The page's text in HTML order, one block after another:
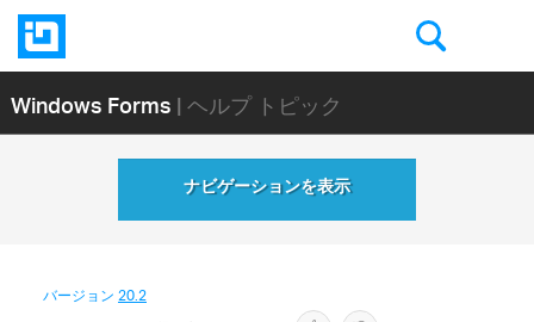
Windows Forms| ヘルプ トピック
ナビゲーションを表示
バージョン20.2